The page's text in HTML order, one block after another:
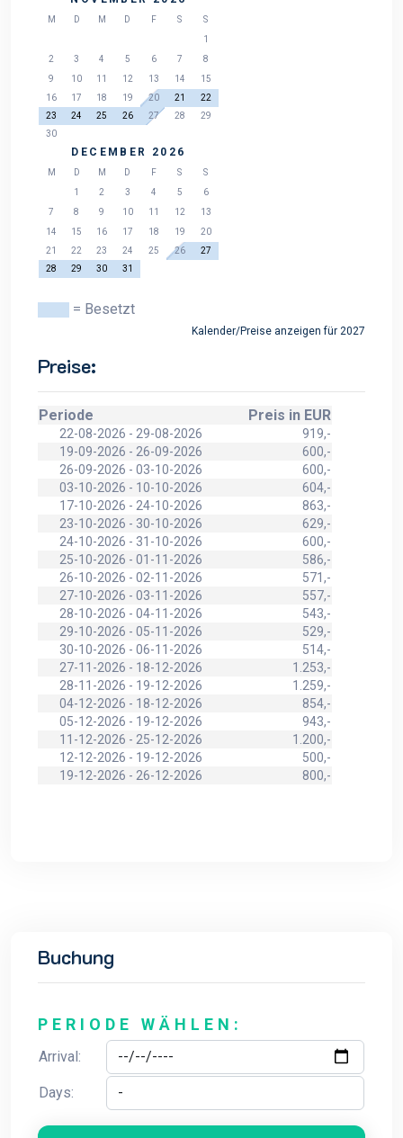
M D M D F S
S
1
2
3 4 5 6 7
8
9
10 11 12 13 14
15
16
17 18 19 20 21
22
23
24 25 26 27 28
29
30
DECEMBER 2026
M D M D F S
S
1
2 3 4 5
6
7
8 9 10 11 12
13
14
15 16 17 18 19
20
21
22 23 24 25 26
27
28
29 30 31
= Besetzt
Kalender/Preise anzeigen für 2027
Preise:
Periode Preis in EUR
22-08-2026 - 29-08-2026
919,-
19-09-2026 - 26-09-2026
600,-
26-09-2026 - 03-10-2026
600,-
03-10-2026 - 10-10-2026
604,-
17-10-2026 - 24-10-2026
863,-
23-10-2026 - 30-10-2026
629,-
24-10-2026 - 31-10-2026
600,-
25-10-2026 - 01-11-2026
586,-
26-10-2026 - 02-11-2026
571,-
27-10-2026 - 03-11-2026
557,-
28-10-2026 - 04-11-2026
543,-
29-10-2026 - 05-11-2026
529,-
30-10-2026 - 06-11-2026
514,-
27-11-2026 - 18-12-2026
1.253,-
28-11-2026 - 19-12-2026
1.259,-
04-12-2026 - 18-12-2026
854,-
05-12-2026 - 19-12-2026
943,-
11-12-2026 - 25-12-2026
1.200,-
12-12-2026 - 19-12-2026
500,-
19-12-2026 - 26-12-2026
800,-
Buchung
PERIODE WÄHLEN:
Arrival:
Days: